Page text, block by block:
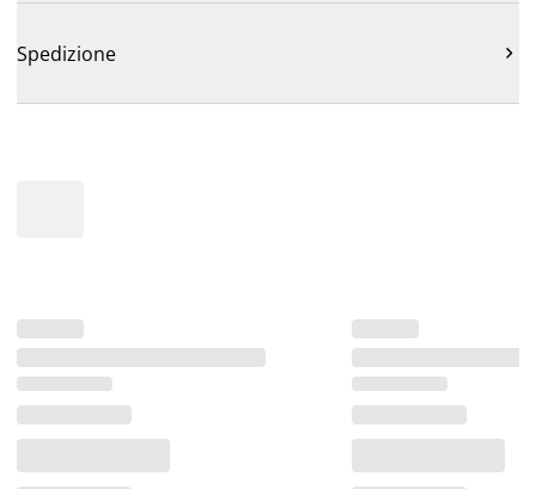
Spedizione 